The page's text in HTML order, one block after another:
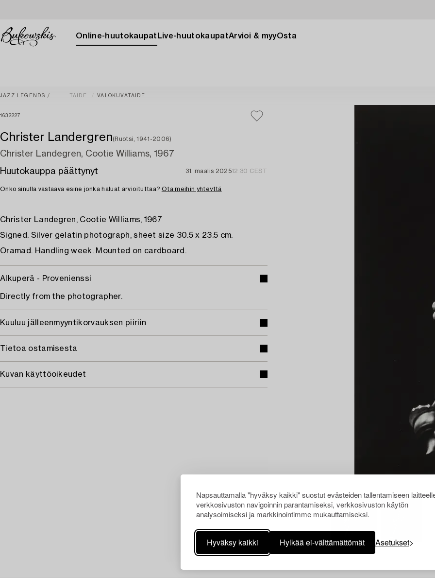
Napsauttamalla "hyväksy kaikki" suostut evästeiden tallentamiseen
verkkosivuston navigoinnin parantamiseksi, verkkosivuston käytön
analysoimiseksi ja markkinointimme mukauttamiseksi.
Hyväksy kaikki Hylkää ei-välttämättömät Asetukset
Online-huutokaupat Live-huutokaupatArvioi & myyOsta
JAZZ LEGENDS TAIDE VALOKUVATAIDE
1632227
Christer Landergren(Ruotsi, 1941-2006)
Christer Landegren, Cootie Williams, 1967
Huutokauppa päättynyt
31. maalis 202512:30 CEST
Onko sinulla vastaava esine jonka haluat arvioituttaa? Ota meihin yhteyttä
Christer Landegren, Cootie Williams, 1967
Signed. Silver gelatin photograph, sheet size 30.5 x 23.5 cm.
Oramad. Handling week. Mounted on cardboard.
Alkuperä - Provenienssi
Directly from the photographer.
Kuuluu jälleenmyyntikorvauksen piiriin
Tietoa ostamisesta
Kuvan käyttöoikeudet